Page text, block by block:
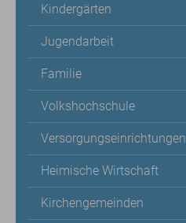
Kindergärten
Jugendarbeit
Familie
Volkshochschule
Versorgungseinrichtungen
Heimische Wirtschaft
Kirchengemeinden